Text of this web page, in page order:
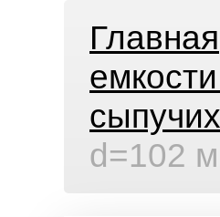
Главная
d=102